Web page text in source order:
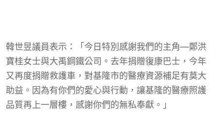
韓世昱議員表示：「今日特別感謝我們的主角—鄭洪
寶桂女士與大禹鋼鐵公司。去年捐贈復康巴士，今年
又再度捐贈救護車，對基隆市的醫療資源補足有莫大
助益。因為有你們的愛心與行動，讓基隆的醫療照護
品質再上一層樓，感謝你們的無私奉獻。」